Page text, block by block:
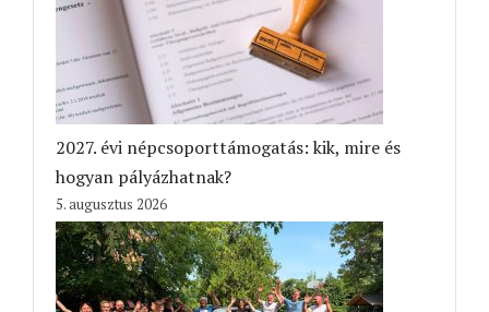
2027. évi népcsoporttámogatás: kik, mire és
hogyan pályázhatnak?
5. augusztus 2026